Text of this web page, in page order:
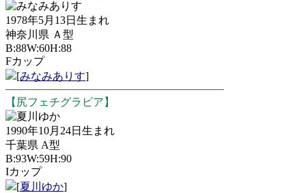
みなみありす
1978年5月13日生まれ
神奈川県 Ａ型
B:88W:60H:88
Fカップ
[みなみありす]
【尻フェチグラビア】
夏川ゆか
1990年10月24日生まれ
千葉県 A型
B:93W:59H:90
Iカップ
[夏川ゆか]